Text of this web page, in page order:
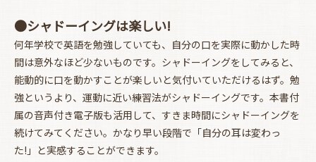
●シャドーイングは楽しい!
何年学校で英語を勉強していても、自分の口を実際に動かした時
間は意外なほど少ないものです。シャドーイングをしてみると、
能動的に口を動かすことが楽しいと気付いていただけるはず。勉
強というより、運動に近い練習法がシャドーイングです。本書付
属の音声付き電子版も活用して、すきま時間にシャドーイングを
続けてみてください。かなり早い段階で「自分の耳は変わっ
た!」と実感することができます。